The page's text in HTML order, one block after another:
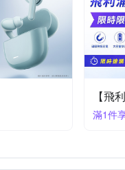
ASUS Zenfone 5 系列
飛利
滿1件